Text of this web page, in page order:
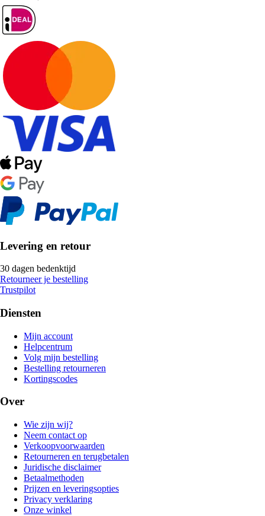
Levering en retour
30 dagen bedenktijd
Retourneer je bestelling
Trustpilot
Diensten
Mijn account
Helpcentrum
Volg mijn bestelling
Bestelling retourneren
Kortingscodes
Over
Wie zijn wij?
Neem contact op
Verkoopvoorwaarden
Retourneren en terugbetalen
Juridische disclaimer
Betaalmethoden
Prijzen en leveringsopties
Privacy verklaring
Onze winkel